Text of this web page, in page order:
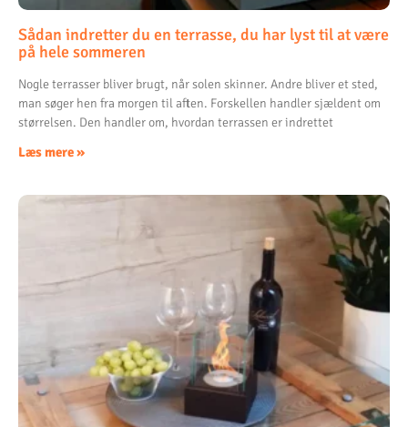
Sådan indretter du en terrasse, du har lyst til at være
på hele sommeren
Nogle terrasser bliver brugt, når solen skinner. Andre bliver et sted,
man søger hen fra morgen til aften. Forskellen handler sjældent om
størrelsen. Den handler om, hvordan terrassen er indrettet
Læs mere »